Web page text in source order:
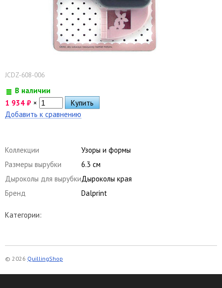
JCDZ-608-006
В наличии
1 934 ₽ ×
Добавить к сравнению
Коллекции
Узоры и формы
Размеры вырубки
6.3 см
Дыроколы для вырубкиДыроколы края
Бренд
Dalprint
Категории:
© 2026 QuillingShop